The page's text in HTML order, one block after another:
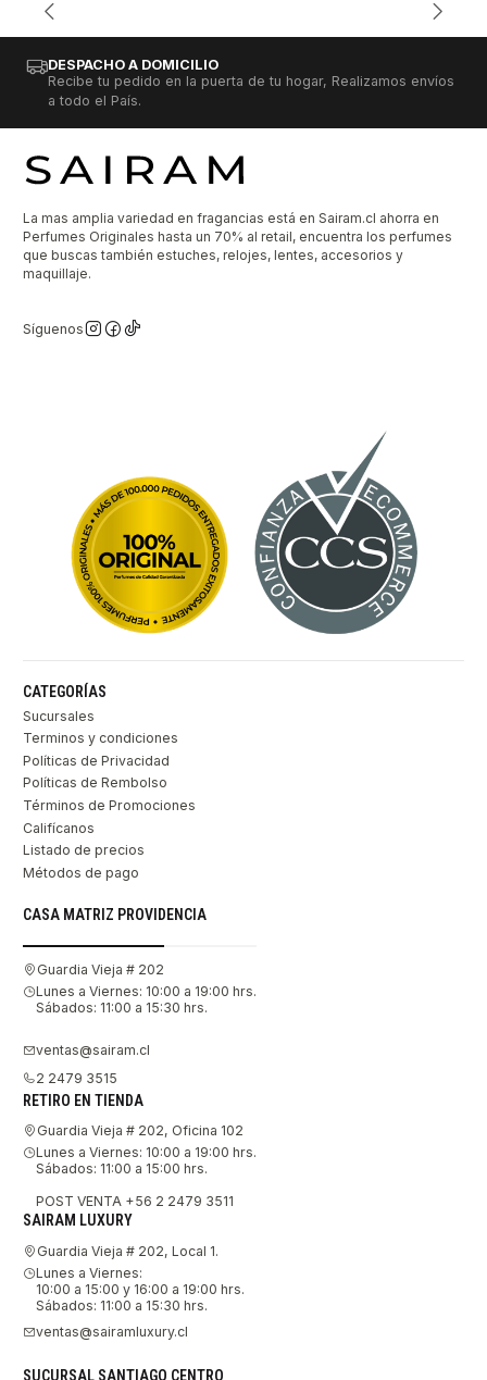
DESPACHO A DOMICILIO
Recibe tu pedido en la puerta de tu hogar, Realizamos envíos
a todo el País.
La mas amplia variedad en fragancias está en Sairam.cl ahorra en
Perfumes Originales hasta un 70% al retail, encuentra los perfumes
que buscas también estuches, relojes, lentes, accesorios y
maquillaje.
Síguenos
CATEGORÍAS
Sucursales
Terminos y condiciones
Políticas de Privacidad
Políticas de Rembolso
Términos de Promociones
Califícanos
Listado de precios
Métodos de pago
CASA MATRIZ PROVIDENCIA
Guardia Vieja # 202
Lunes a Viernes: 10:00 a 19:00 hrs.
Sábados: 11:00 a 15:30 hrs.
ventas@sairam.cl
2 2479 3515
RETIRO EN TIENDA
Guardia Vieja # 202, Oficina 102
Lunes a Viernes: 10:00 a 19:00 hrs.
Sábados: 11:00 a 15:00 hrs.
POST VENTA +56 2 2479 3511
SAIRAM LUXURY
Guardia Vieja # 202, Local 1.
Lunes a Viernes:
10:00 a 15:00 y 16:00 a 19:00 hrs.
Sábados: 11:00 a 15:30 hrs.
ventas@sairamluxury.cl
SUCURSAL SANTIAGO CENTRO